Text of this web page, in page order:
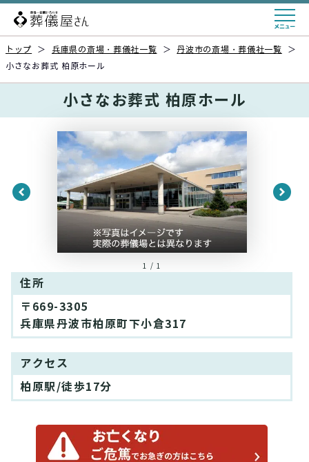
トップ ＞ 兵庫県の斎場・葬儀社一覧 ＞ 丹波市の斎場・葬儀社一覧
＞
小さなお葬式 柏原ホール
小さなお葬式 柏原ホール
1 / 1
住所
〒669-3305
兵庫県丹波市柏原町下小倉317
アクセス
柏原駅/徒歩17分